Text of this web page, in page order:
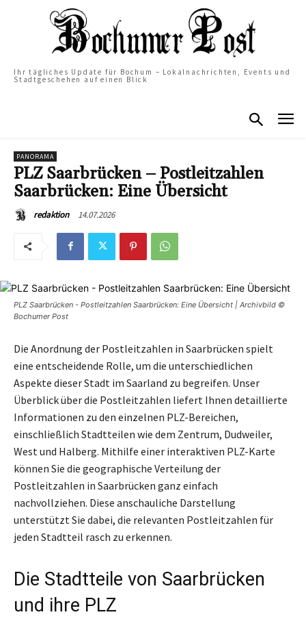
Ihr tägliches Update für Bochum – Lokalnachrichten, Events und
Stadtgeschehen auf einen Blick
PANORAMA
PLZ Saarbrücken – Postleitzahlen
Saarbrücken: Eine Übersicht
redaktion 14.07.2026
PLZ Saarbrücken - Postleitzahlen Saarbrücken: Eine Übersicht | Archivbild ©
Bochumer Post
Die Anordnung der Postleitzahlen in Saarbrücken spielt
eine entscheidende Rolle, um die unterschiedlichen
Aspekte dieser Stadt im Saarland zu begreifen. Unser
Überblick über die Postleitzahlen liefert Ihnen detaillierte
Informationen zu den einzelnen PLZ-Bereichen,
einschließlich Stadtteilen wie dem Zentrum, Dudweiler,
West und Halberg. Mithilfe einer interaktiven PLZ-Karte
können Sie die geographische Verteilung der
Postleitzahlen in Saarbrücken ganz einfach
nachvollziehen. Diese anschauliche Darstellung
unterstützt Sie dabei, die relevanten Postleitzahlen für
jeden Stadtteil rasch zu erkennen.
Die Stadtteile von Saarbrücken
und ihre PLZ